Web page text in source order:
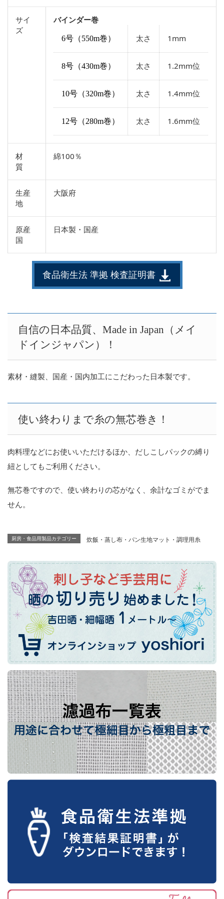
サイ
ズ
バインダー巻
6号（550m巻） 太さ 1mm
8号（430m巻） 太さ 1.2mm位
10号（320m巻） 太さ 1.4mm位
12号（280m巻） 太さ 1.6mm位
材
質
綿100％
生産
地
大阪府
原産
国
日本製・国産
食品衛生法 準拠 検査証明書
自信の日本品質、Made in Japan（メイ
ドインジャパン）！
素材・縫製、国産・国内加工にこだわった日本製です。
使い終わりまで糸の無芯巻き！
肉料理などにお使いいただけるほか、だしこしパックの縛り
紐としてもご利用ください。
無芯巻ですので、使い終わりの芯がなく、余計なゴミがでま
せん。
厨房・食品用製品カテゴリー 炊飯・蒸し布・パン生地マット・調理用糸